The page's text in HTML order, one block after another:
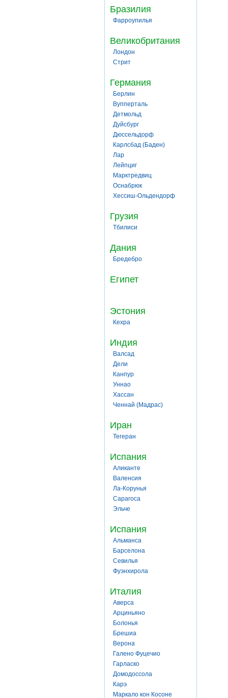
Бразилия
Фарроупилья
Великобритания
Лондон
Стрит
Германия
Берлин
Вупперталь
Детмольд
Дуйсбург
Дюссельдорф
Карлсбад (Баден)
Лар
Лейпциг
Марктредвиц
Оснабрюк
Хессиш-Ольдендорф
Грузия
Тбилиси
Дания
Бредебро
Египет
Эстония
Кехра
Индия
Валсад
Дели
Канпур
Уннао
Хассан
Ченнай (Мадрас)
Иран
Тегеран
Испания
Аликанте
Валенсия
Ла-Корунья
Сарагоса
Эльче
Испания
Альманса
Барселона
Севилья
Фуэнхирола
Италия
Аверса
Арциньяно
Болонья
Брешиа
Верона
Галено Фуцечио
Гарласко
Домодоссола
Карэ
Маркало кон Косоне